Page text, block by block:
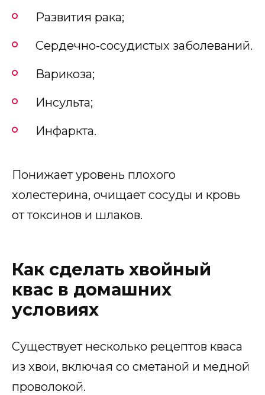
Развития рака;
Сердечно-сосудистых заболеваний.
Варикоза;
Инсульта;
Инфаркта.
Понижает уровень плохого
холестерина, очищает сосуды и кровь
от токсинов и шлаков.
Как сделать хвойный
квас в домашних
условиях
Существует несколько рецептов кваса
из хвои, включая со сметаной и медной
проволокой.